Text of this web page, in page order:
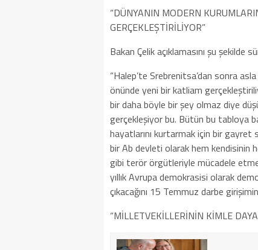
“DÜNYANIN MODERN
GERÇEKLEŞTİRİLİYOR”
Bakan Çelik açıklamasını şu şekilde
“Halep’te Srebrenitsa’dan sonra
önünde yeni bir katliam
bir daha böyle bir şey olmaz diye
gerçekleşiyor bu. Bütün bu tabloya
hayatlarını kurtarmak için bir gayret
bir Ab devleti olarak hem kendisinin
gibi terör örgütleriyle mücadele
yıllık Avrupa demokrasisi olarak
çıkacağını 15 Temmuz darbe
“MİLLETVEKİLLERİNİN KİMLE